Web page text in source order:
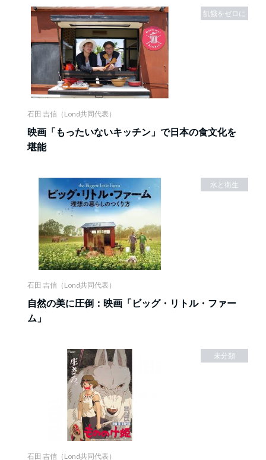
飢餓をゼロに
石田 吉信（Lond共同代表）
映画「もったいないキッチン」で日本の食文化を
堪能
水と衛生
石田 吉信（Lond共同代表）
自然の美に圧倒：映画「ビッグ・リトル・ファー
ム」
未分類
石田 吉信（Lond共同代表）